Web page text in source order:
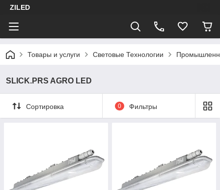
ZILED
Товары и услуги Световые Технологии
SLICK.PRS AGRO LED
Сортировка 0 Фильтры